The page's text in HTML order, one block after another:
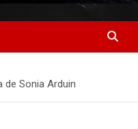
de Sonia Arduin